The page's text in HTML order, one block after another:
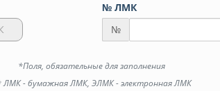
№ ЛМК
№
*Поля, обязательные для заполнения
ЛМК - бумажная ЛМК, ЭЛМК - электронная ЛМК